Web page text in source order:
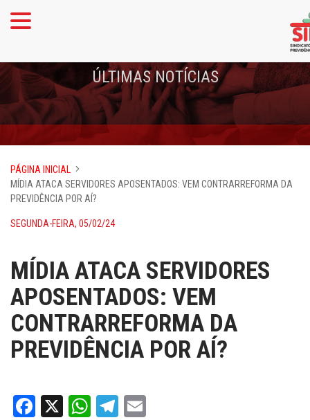
ÚLTIMAS NOTÍCIAS
PÁGINA INICIAL
MÍDIA ATACA SERVIDORES APOSENTADOS: VEM CONTRARREFORMA DA
PREVIDÊNCIA POR AÍ?
SEGUNDA-FEIRA, 05/02/24
MÍDIA ATACA SERVIDORES
APOSENTADOS: VEM
CONTRARREFORMA DA
PREVIDÊNCIA POR AÍ?
Facebook
X WhatsApp
Telegram